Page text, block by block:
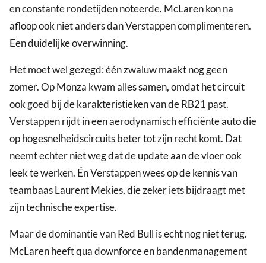
en constante rondetijden noteerde. McLaren kon na
afloop ook niet anders dan Verstappen complimenteren.
Een duidelijke overwinning.
Het moet wel gezegd: één zwaluw maakt nog geen
zomer. Op Monza kwam alles samen, omdat het circuit
ook goed bij de karakteristieken van de RB21 past.
Verstappen rijdt in een aerodynamisch efficiënte auto die
op hogesnelheidscircuits beter tot zijn recht komt. Dat
neemt echter niet weg dat de update aan de vloer ook
leek te werken. Én Verstappen wees op de kennis van
teambaas Laurent Mekies, die zeker iets bijdraagt met
zijn technische expertise.
Maar de dominantie van Red Bull is echt nog niet terug.
McLaren heeft qua downforce en bandenmanagement